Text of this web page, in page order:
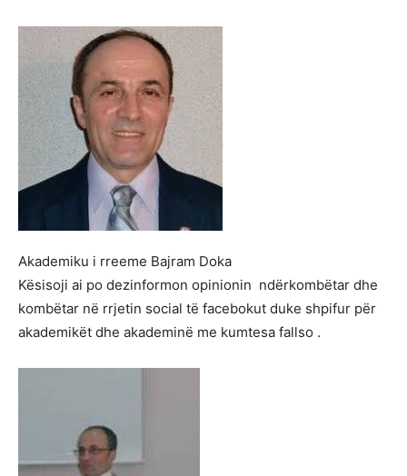
Akademiku i rreeme Bajram Doka
Kësisoji ai po dezinformon opinionin ndërkombëtar dhe
kombëtar në rrjetin social të facebokut duke shpifur për
akademikët dhe akademinë me kumtesa fallso .